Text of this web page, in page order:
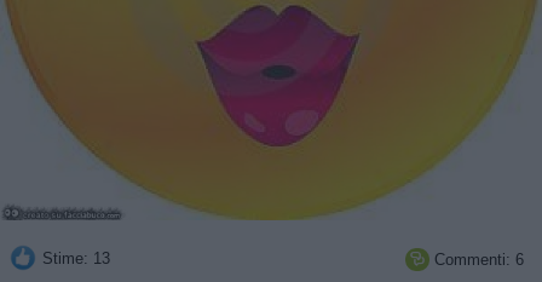
Stime: 13  Commenti: 6